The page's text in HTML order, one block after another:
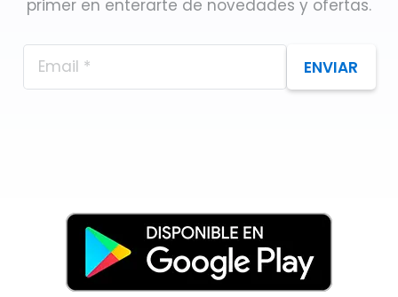
primer en enterarte de novedades y ofertas.
ENVIAR